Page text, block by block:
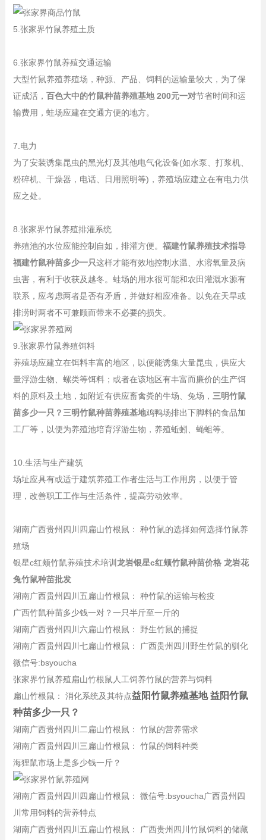
5.张家界竹鼠养殖土质
6.张家界竹鼠养殖交通运输
大型竹鼠养殖养殖场，种源、产品、饲料的运输量较大，为了保
证成活， 百色大中的竹鼠种苗养殖基地 200元一对节省时间和运
输费用，蛙场应建在交通方便的地方。
7.电力
为了安装诱集昆虫的黑光灯及其他电气化设备(如水泵、打浆机、
粉碎机、干燥器，电话、日用照明等)，养殖场应建立在有电力供
应之处。
8.张家界竹鼠养殖排灌系统
养殖池的水位应能控制自如，排灌方便。 福建竹鼠养殖技术指导
福建竹鼠种苗多少一只这样才能有效地控制水温、水溶氧量及病
虫害，有利于收获及越冬。蛙场的用水很可能和农田灌溉水源有
联系，应考虑两者是否有矛盾，并做好相应准备。以免在天旱或
排涝时两者不可兼顾而带来不必要的损失。
9.张家界竹鼠养殖饵料
养殖场应建立在饵料丰富的地区，以便能诱集大量昆虫，供应大
量浮游生物、螺类等饵料；或者在该地区有丰富而廉价的生产饵
料的原料及土地，如附近有供应畜禽粪的牛场、兔场， 三明竹鼠
苗多少一只？三明竹鼠种苗养殖基地鸡鸭场排出下脚料的食品加
工厂等，以便为养殖池培育浮游生物，养殖蚯蚓、蝇蛆等。
10.生活与生产建筑
场址应具有或适于建筑养殖工作者生活与工作用房，以便于管
理，改善职工工作与生活条件，提高劳动效率。
湖南广西贵州四川四扁山竹根鼠： 种竹鼠的选择如何选择竹鼠养
殖场
银星c红颊竹鼠养殖技术培训 龙岩银星c红颊竹鼠种苗价格 龙岩花
兔竹鼠种苗批发
湖南广西贵州四川五扁山竹根鼠： 种竹鼠的运输与检疫
广西竹鼠种苗多少钱一对？一只半斤至一斤的
湖南广西贵州四川六扁山竹根鼠： 野生竹鼠的捕捉
湖南广西贵州四川七扁山竹根鼠： 广西贵州四川野生竹鼠的驯化
微信号:bsyoucha
张家界竹鼠养殖扁山竹根鼠人工饲养竹鼠的营养与饲料
扁山竹根鼠： 消化系统及其特点益阳竹鼠养殖基地 益阳竹鼠
种苗多少一只？
湖南广西贵州四川二扁山竹根鼠： 竹鼠的营养需求
湖南广西贵州四川三扁山竹根鼠： 竹鼠的饲料种类
海狸鼠市场上是多少钱一斤？
湖南广西贵州四川四扁山竹根鼠： 微信号:bsyoucha广西贵州四
川常用饲料的营养特点
湖南广西贵州四川五扁山竹根鼠： 广西贵州四川竹鼠饲料的储藏